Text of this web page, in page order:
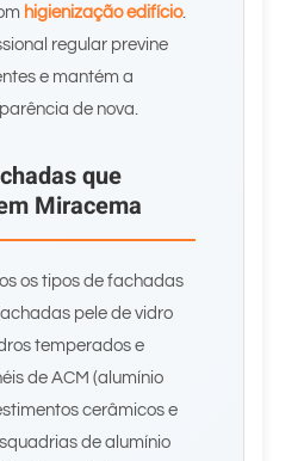
higienização edifício.
regular previne
e mantém a
de nova.
que
Miracema
os tipos de fachadas
pele de vidro
temperados e
de ACM (alumínio
cerâmicos e
de alumínio